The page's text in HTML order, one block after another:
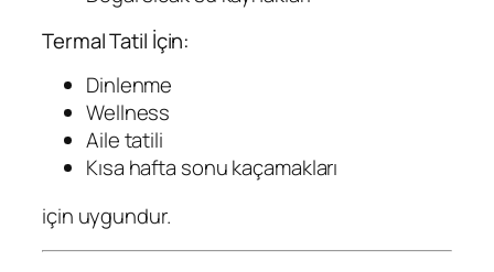
Termal Tatil İçin:
Dinlenme
Wellness
Aile tatili
Kısa hafta sonu kaçamakları
için uygundur.